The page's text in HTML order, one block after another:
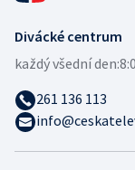
Divácké centrum
každý všední den:
261 136 113